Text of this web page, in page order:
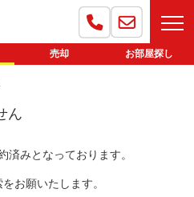
売却 お部屋探し
ん
済みとなっております。
お願いたします。